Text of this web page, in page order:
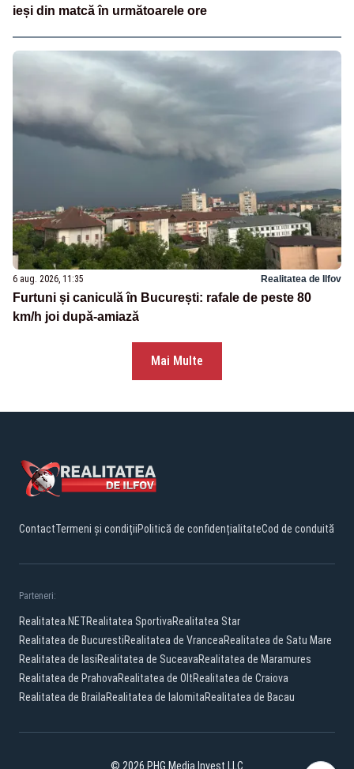
ieși din matcă în următoarele ore
6 aug. 2026, 11:35 Realitatea de Ilfov
Furtuni și caniculă în București: rafale de peste 80
km/h joi după-amiază
Mai Multe
ContactTermeni și condițiiPolitică de confidențialitateCod de conduită
Parteneri:
Realitatea.NETRealitatea SportivaRealitatea Star
Realitatea de BucurestiRealitatea de VranceaRealitatea de Satu Mare
Realitatea de IasiRealitatea de SuceavaRealitatea de Maramures
Realitatea de PrahovaRealitatea de OltRealitatea de Craiova
Realitatea de BrailaRealitatea de IalomitaRealitatea de Bacau
© 2026 PHG Media Invest LLC